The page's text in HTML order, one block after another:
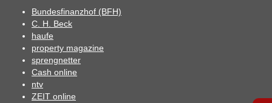
Bundesfinanzhof (BFH)
C. H. Beck
haufe
property magazine
sprengnetter
Cash online
ntv
ZEIT online